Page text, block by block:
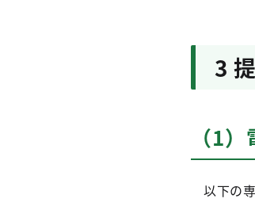
3
（1
以下の